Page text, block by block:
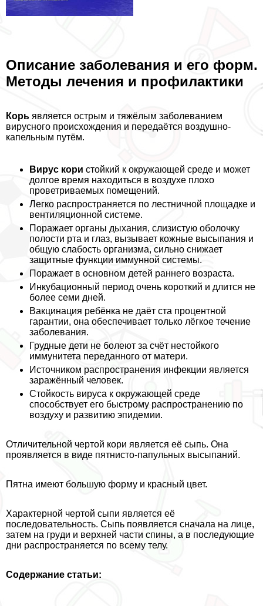
Описание заболевания и его форм.
Методы лечения и профилактики
Корь является острым и тяжёлым заболеванием
вирусного происхождения и передаётся воздушно-
капельным путём.
Вирус кори стойкий к окружающей среде и может
долгое время находиться в воздухе плохо
проветриваемых помещений.
Легко распространяется по лестничной площадке и
вентиляционной системе.
Поражает органы дыхания, слизистую оболочку
полости рта и глаз, вызывает кожные высыпания и
общую слабость организма, сильно снижает
защитные функции иммунной системы.
Поражает в основном детей раннего возраста.
Инкубационный период очень короткий и длится не
более семи дней.
Вакцинация ребёнка не даёт ста процентной
гарантии, она обеспечивает только лёгкое течение
заболевания.
Грудные дети не болеют за счёт нестойкого
иммунитета переданного от матери.
Источником распространения инфекции является
заражённый человек.
Стойкость вируса к окружающей среде
способствует его быстрому распространению по
воздуху и развитию эпидемии.
Отличительной чертой кори является её сыпь. Она
проявляется в виде пятнисто-папульных высыпаний.
Пятна имеют большую форму и красный цвет.
Хаpaктерной чертой сыпи является её
последовательность. Сыпь появляется сначала на лице,
затем на гpyди и верхней части спины, а в последующие
дни распространяется по всему телу.
Содержание статьи: